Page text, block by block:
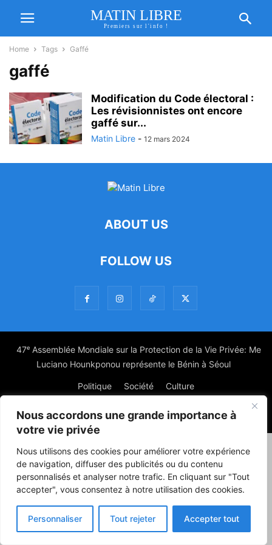
Nous accordons une grande importance à
votre vie privée
Nous utilisons des cookies pour améliorer votre expérience
de navigation, diffuser des publicités ou du contenu
personnalisés et analyser notre trafic. En cliquant sur "Tout
accepter", vous consentez à notre utilisation des cookies.
Personnaliser Tout rejeter Accepter tout
MATIN LIBRE
Premiers sur l'info !
Home Tags Gaffé
gaffé
Modification du Code électoral :
Les révisionnistes ont encore
gaffé sur...
Matin Libre - 12 mars 2024
ABOUT US
FOLLOW US
47ᵉ Assemblée Mondiale sur la Protection de la Vie Privée: Me
Luciano Hounkponou représente le Bénin à Séoul
Politique Société Culture
© Powered by digitXplus Francophone